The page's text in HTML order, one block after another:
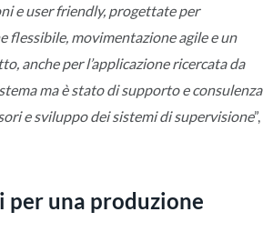
e user friendly, progettate per
flessibile, movimentazione agile e un
anche per l’applicazione ricercata da
ma è stato di supporto e consulenza
e sviluppo dei sistemi di supervisione”,
una produzione